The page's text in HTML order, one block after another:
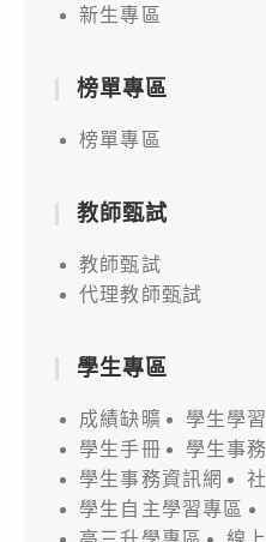
新生專區
榜單專區
榜單專區
教師甄試
教師甄試
代理教師甄試
學生專區
成績缺曠
學生學
學生手冊
學生事
學生事務資訊網
學生自主學習專區